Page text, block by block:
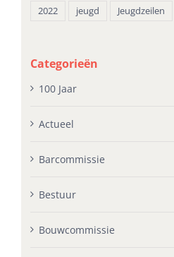
2022 jeugd Jeugdzeilen
Categorieën
100 Jaar
Actueel
Barcommissie
Bestuur
Bouwcommissie